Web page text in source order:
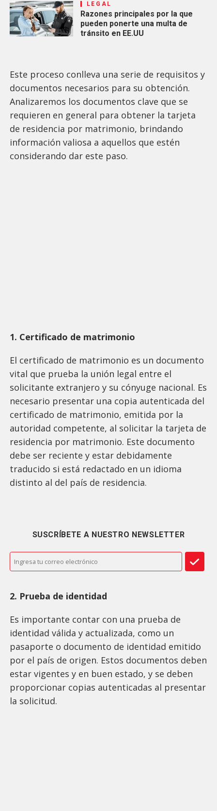
LEGAL
Razones principales por la que
pueden ponerte una multa de
tránsito en EE.UU
Este proceso conlleva una serie de requisitos y
documentos necesarios para su obtención.
Analizaremos los documentos clave que se
requieren en general para obtener la tarjeta
de residencia por matrimonio, brindando
información valiosa a aquellos que estén
considerando dar este paso.
1. Certificado de matrimonio
El certificado de matrimonio es un documento
vital que prueba la unión legal entre el
solicitante extranjero y su cónyuge nacional. Es
necesario presentar una copia autenticada del
certificado de matrimonio, emitida por la
autoridad competente, al solicitar la tarjeta de
residencia por matrimonio. Este documento
debe ser reciente y estar debidamente
traducido si está redactado en un idioma
distinto al del país de residencia.
SUSCRÍBETE A NUESTRO NEWSLETTER
2. Prueba de identidad
Es importante contar con una prueba de
identidad válida y actualizada, como un
pasaporte o documento de identidad emitido
por el país de origen. Estos documentos deben
estar vigentes y en buen estado, y se deben
proporcionar copias autenticadas al presentar
la solicitud.